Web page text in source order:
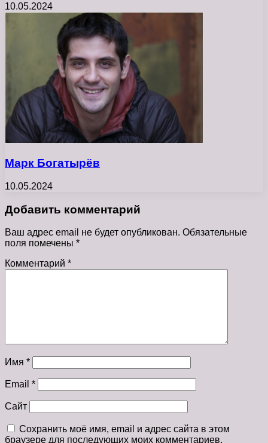
10.05.2024
Марк Богатырёв
10.05.2024
Добавить комментарий
Ваш адрес email не будет опубликован. Обязательные
поля помечены *
Комментарий *
Имя *
Email *
Сайт
Сохранить моё имя, email и адрес сайта в этом
браузере для последующих моих комментариев.